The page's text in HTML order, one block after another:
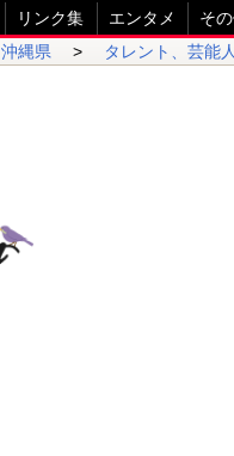
リンク集 エンタメ
そ
沖縄県 > タレント、芸能